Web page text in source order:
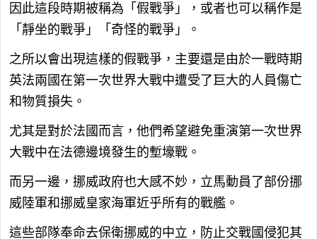
因此這段時期被稱為「假戰爭」，或者也可以稱作是
「靜坐的戰爭」「奇怪的戰爭」。
之所以會出現這樣的假戰爭，主要還是由於一戰時期
英法兩國在第一次世界大戰中遭受了巨大的人員傷亡
和物質損失。
尤其是對於法國而言，他們希望避免重演第一次世界
大戰中在法德邊境發生的塹壕戰。
而另一邊，挪威政府也大感不妙，立馬動員了部份挪
威陸軍和挪威皇家海軍近乎所有的戰艦。
這些部隊奉命去保衛挪威的中立，防止交戰國侵犯其